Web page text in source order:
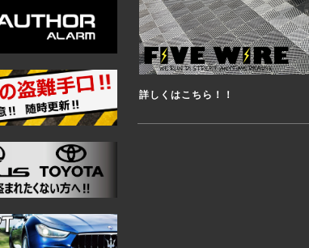
詳しくはこちら！！